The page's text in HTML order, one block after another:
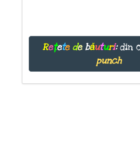
Rețete de băuturi:din
punch